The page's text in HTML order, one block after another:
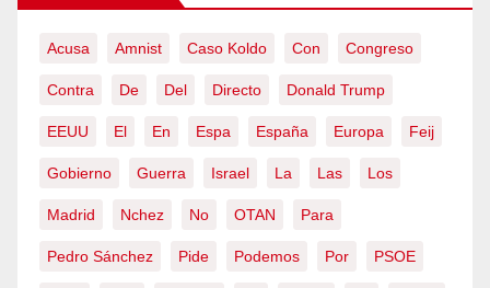
Acusa Amnist Caso Koldo Con Congreso
Contra De Del Directo Donald Trump
EEUU El En Espa España Europa Feij
Gobierno Guerra Israel La Las Los
Madrid Nchez No OTAN Para
Pedro Sánchez Pide Podemos Por PSOE